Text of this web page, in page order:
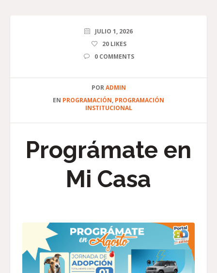
JULIO 1, 2026
20LIKES
0 COMMENTS
PORADMIN
EN PROGRAMACIÓN, PROGRAMACIÓN
INSTITUCIONAL
Prográmate en
Mi Casa